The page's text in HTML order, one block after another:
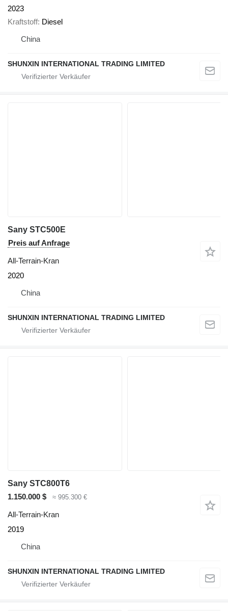
2023
Kraftstoff Diesel
China
SHUNXIN INTERNATIONAL TRADING LIMITED
Sany STC500E
Preis auf Anfrage
All-Terrain-Kran
2020
China
SHUNXIN INTERNATIONAL TRADING LIMITED
Sany STC800T6
1.150.000 $
≈ 995.300 €
All-Terrain-Kran
2019
China
SHUNXIN INTERNATIONAL TRADING LIMITED